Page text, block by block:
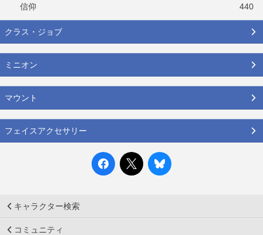
信仰
440
クラス・ジョブ
ミニオン
マウント
フェイスアクセサリー
キャラクター検索
コミュニティ